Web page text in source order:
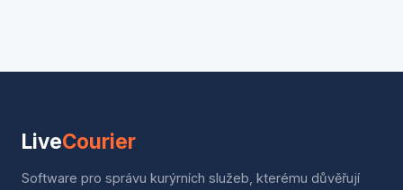
LiveCourier
Software pro správu kurýrních služeb, kterému důvěřují